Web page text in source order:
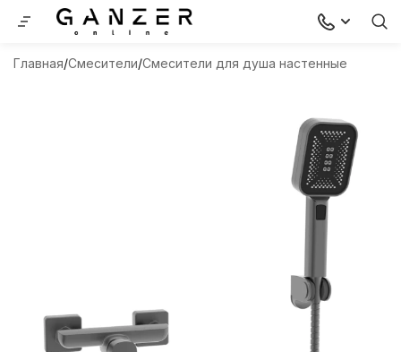
Главная Смесители Смесители для душа настенные